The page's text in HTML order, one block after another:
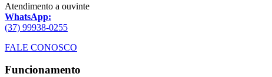
Atendimento a ouvinte
WhatsApp:
(37) 99938-0255
FALE CONOSCO
Funcionamento